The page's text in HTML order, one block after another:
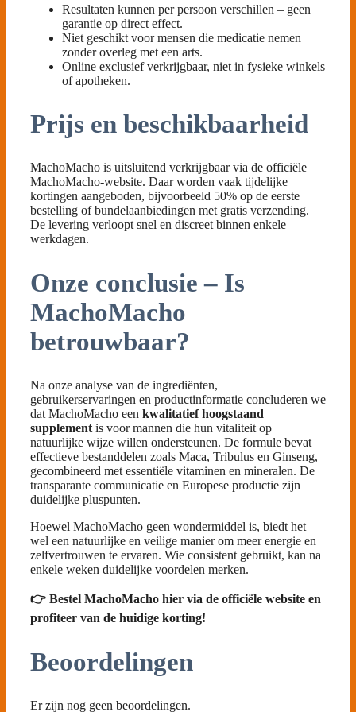
Resultaten kunnen per persoon verschillen – geen
garantie op direct effect.
Niet geschikt voor mensen die medicatie nemen
zonder overleg met een arts.
Online exclusief verkrijgbaar, niet in fysieke winkels
of apotheken.
Prijs en beschikbaarheid
MachoMacho is uitsluitend verkrijgbaar via de officiële
MachoMacho-website. Daar worden vaak tijdelijke
kortingen aangeboden, bijvoorbeeld 50% op de eerste
bestelling of bundelaanbiedingen met gratis verzending.
De levering verloopt snel en discreet binnen enkele
werkdagen.
Onze conclusie – Is
MachoMacho
betrouwbaar?
Na onze analyse van de ingrediënten,
gebruikerservaringen en productinformatie concluderen we
dat MachoMacho een kwalitatief hoogstaand
supplement is voor mannen die hun vitaliteit op
natuurlijke wijze willen ondersteunen. De formule bevat
effectieve bestanddelen zoals Maca, Tribulus en Ginseng,
gecombineerd met essentiële vitaminen en mineralen. De
transparante communicatie en Europese productie zijn
duidelijke pluspunten.
Hoewel MachoMacho geen wondermiddel is, biedt het
wel een natuurlijke en veilige manier om meer energie en
zelfvertrouwen te ervaren. Wie consistent gebruikt, kan na
enkele weken duidelijke voordelen merken.
👉 Bestel MachoMacho hier via de officiële website en
profiteer van de huidige korting!
Beoordelingen
Er zijn nog geen beoordelingen.